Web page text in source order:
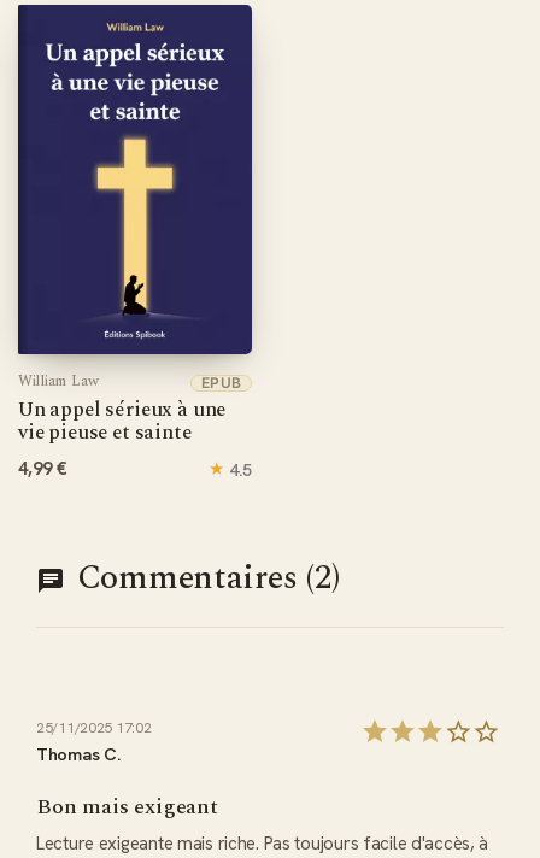
de penseurs chrétiens. Son appel à l'authenticité spirituelle
résonne avec force dans notre époque, offrant un
contrepoint salutaire à la superficialité ambiante et un
chemin vers une foi véritablement transformatrice.
William Law
Un appel sérieux à une
vie pieuse et sainte
EPUB
4,99 € ★ 4.5
Commentaires (2)
25/11/2025 17:02
Thomas C.
Bon mais exigeant
Lecture exigeante mais riche. Pas toujours facile d'accès, à